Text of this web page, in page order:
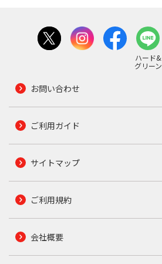
ハード&
グリーン
お問い合わせ
ご利用ガイド
サイトマップ
ご利用規約
会社概要